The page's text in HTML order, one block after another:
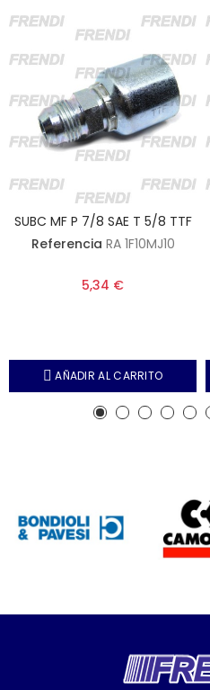
SUBC MF P 7/8 SAE T 5/8 TTF
Referencia RA 1F10MJ10
5,34 €
AÑADIR AL CARRITO